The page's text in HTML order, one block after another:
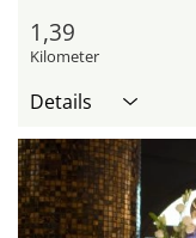
1,39
Kilometer
Details